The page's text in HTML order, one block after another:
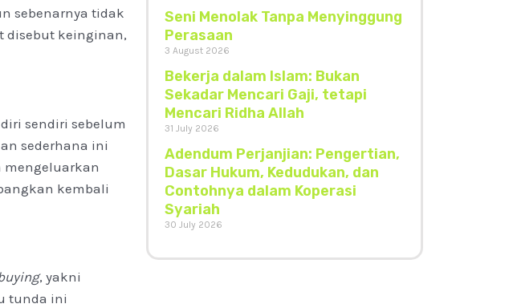
sebenarnya tidak
disebut keinginan,
sendiri sebelum
sederhana ini
mengeluarkan
kembali
, yakni
tunda ini
Seni Menolak Tanpa Menyinggung
Perasaan
3 August 2026
Bekerja dalam Islam: Bukan
Sekadar Mencari Gaji, tetapi
Mencari Ridha Allah
31 July 2026
Adendum Perjanjian: Pengertian,
Dasar Hukum, Kedudukan, dan
Contohnya dalam Koperasi
Syariah
30 July 2026